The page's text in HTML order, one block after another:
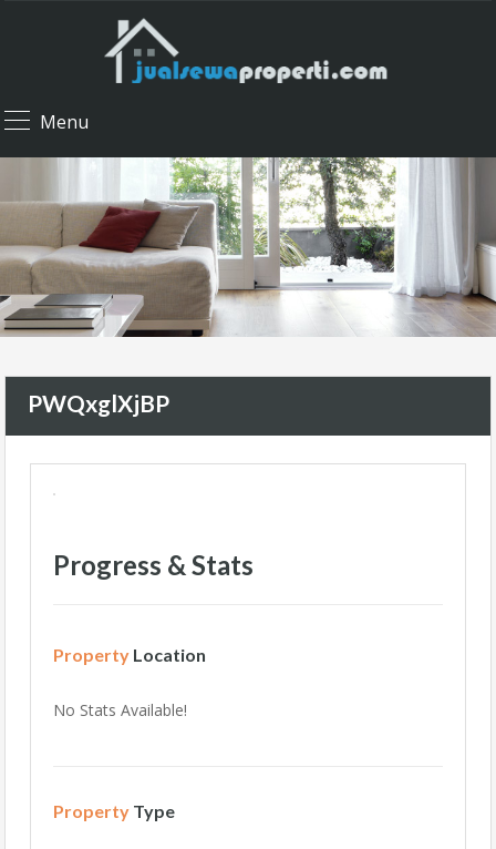
Menu
PWQxglXjBP
Progress & Stats
Property Location
No Stats Available!
Property Type